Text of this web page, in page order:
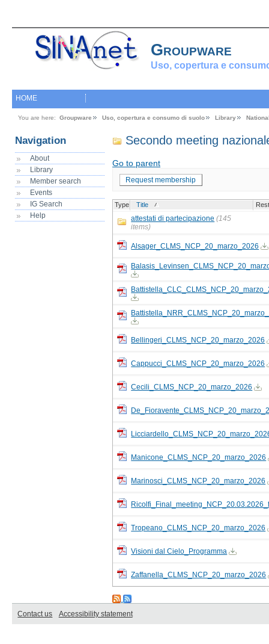
Groupware
Uso, copertura e
HOME
You are here: Groupware Uso, copertura e consumo di suolo Library
Navigation
About
Library
Member search
Events
IG Search
Help
Secondo meeting
Go to parent
Request membership
Type Title
attestati di partecipazione (145
items)
Alsager_CLMS_NCP_20_marzo_2026
Bellingeri_CLMS_NCP_20_marzo_2026
Cappucci_CLMS_NCP_20_marzo_2026
Cecili_CLMS_NCP_20_marzo_2026
Manicone_CLMS_NCP_20_marzo_2026
Marinosci_CLMS_NCP_20_marzo_2026
Tropeano_CLMS_NCP_20_marzo_2026
Visioni dal Cielo_Programma
Zaffanella_CLMS_NCP_20_marzo_2026
Contact us Accessibility statement